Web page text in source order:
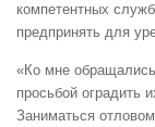
компетентных
предпринять для
«Ко мне
просьбой оградить
Заниматься